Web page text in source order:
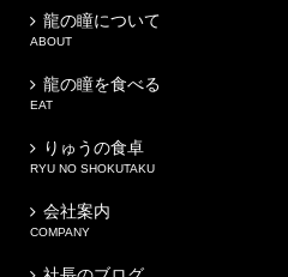
龍の瞳について
ABOUT
龍の瞳を食べる
EAT
りゅうの食卓
RYU NO SHOKUTAKU
会社案内
COMPANY